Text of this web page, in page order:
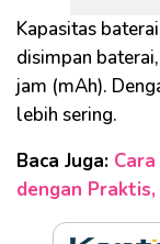
Kapasitas
disimpan
jam (mAh).
lebih sering.
Baca Juga:
dengan